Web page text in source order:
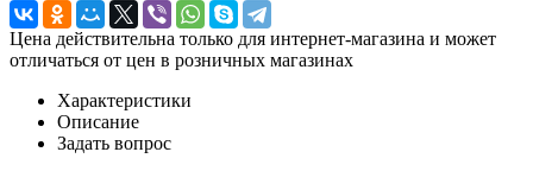
Цена действительна только для интернет-магазина и может
отличаться от цен в розничных магазинах
Характеристики
Описание
Задать вопрос